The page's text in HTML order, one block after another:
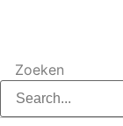
Zoeken